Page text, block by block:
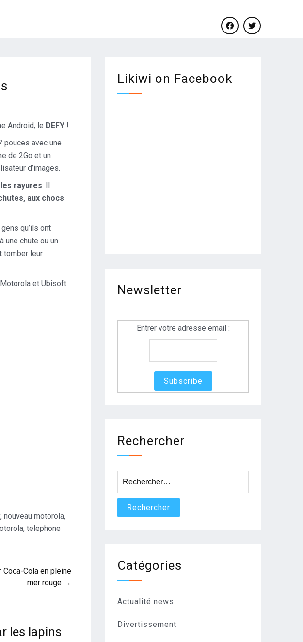
facebooktwitter
Android, le DEFY !
pouces avec une
de 2Go et un
d’images.
rayures. Il
aux chocs
qu’ils ont
une chute ou un
tomber leur
Motorola et Ubisoft
, nouveau motorola,
, telephone
Coca-Cola en pleine
mer rouge →
les lapins
Likiwi on Facebook
Newsletter
Entrer votre adresse email :
Rechercher
Catégories
Actualité news
Divertissement